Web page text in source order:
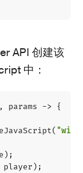
API 创建该
中：
, params ->
{
(
);
player );